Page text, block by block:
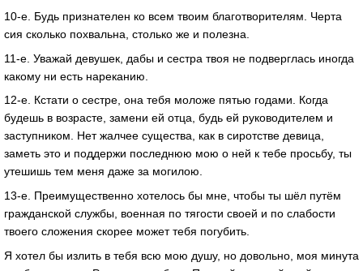
10-е. Будь признателен ко всем твоим благотворителям. Черта
сия сколько похвальна, столько же и полезна.
11-е. Уважай девушек, дабы и сестра твоя не подверглась иногда
какому ни есть нареканию.
12-е. Кстати о сестре, она тебя моложе пятью годами. Когда
будешь в возрасте, замени ей отца, будь ей руководителем и
заступником. Нет жалчее существа, как в сиротстве девица,
заметь это и поддержи последнюю мою о ней к тебе просьбу, ты
утешишь тем меня даже за могилою.
13-е. Преимущественно хотелось бы мне, чтобы ты шёл путём
гражданской службы, военная по тягости своей и по слабости
твоего сложения скорее может тебя погубить.
Я хотел бы излить в тебя всю мою душу, но довольно, моя минута